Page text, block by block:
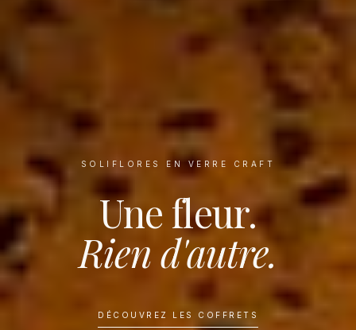
SOLIFLORES EN VERRE CRAFT
Une fleur.
Rien d'autre.
DÉCOUVREZ LES COFFRETS